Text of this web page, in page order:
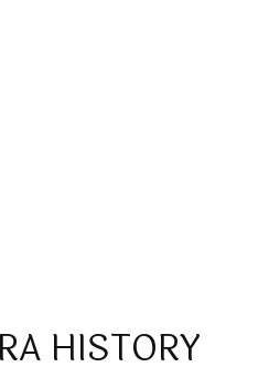
HISTORY